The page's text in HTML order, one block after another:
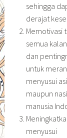
sehingga
derajat
Memotivasi
semua
dan
untuk
menyusui
maupun
manusia
menyusui